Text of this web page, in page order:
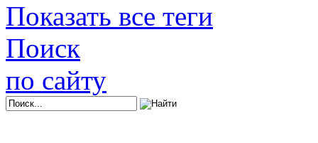
Показать все теги
Поиск
по сайту